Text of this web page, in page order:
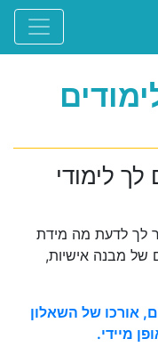
לימודי
לך לדעת מה מידת
מבנה אישיות,
אורכו של השאלון
מיידי.